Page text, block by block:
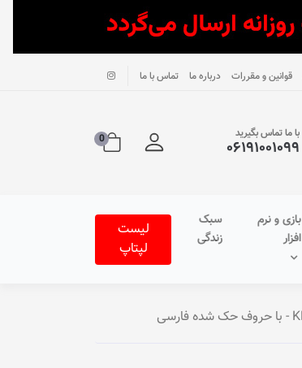
قوانین و مقررات درباره ما تماس با ما
با ما تماس بگیرید
۰۶۱۹۱۰۰۱۰۹۹ 0
بازی و نرم
افزار
سبک
زندگی
لیست
لپتاپ